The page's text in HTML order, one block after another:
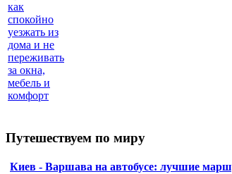
как
спокойно
уезжать из
дома и не
переживать
за окна,
мебель и
комфорт
Путешествуем по миру
Киев - Варшава на автобусе: лучшие